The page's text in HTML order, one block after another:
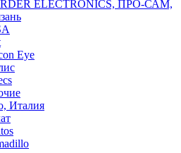
ELECTRONICS, ПРО-САМ,
Eye
Италия